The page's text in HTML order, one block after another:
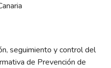
seguimiento y control del
de Prevención de